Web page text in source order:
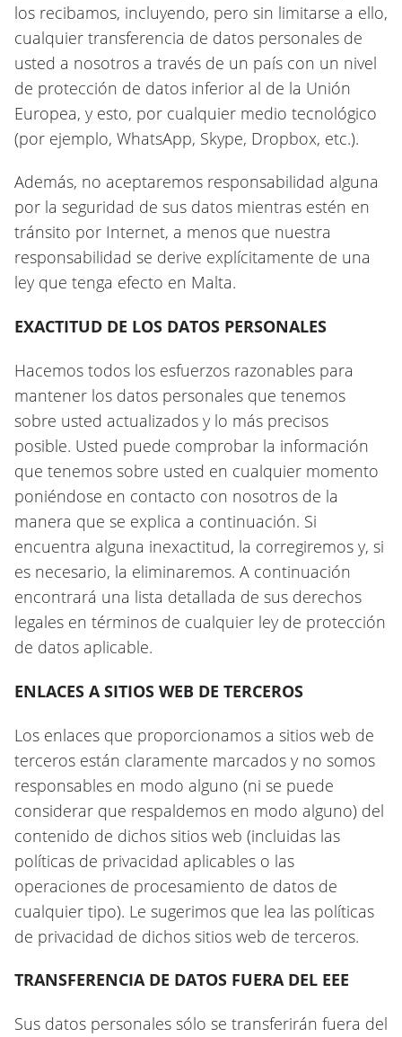
los recibamos, incluyendo, pero sin limitarse a ello,
cualquier transferencia de datos personales de
usted a nosotros a través de un país con un nivel
de protección de datos inferior al de la Unión
Europea, y esto, por cualquier medio tecnológico
(por ejemplo, WhatsApp, Skype, Dropbox, etc.).
Además, no aceptaremos responsabilidad alguna
por la seguridad de sus datos mientras estén en
tránsito por Internet, a menos que nuestra
responsabilidad se derive explícitamente de una
ley que tenga efecto en Malta.
EXACTITUD DE LOS DATOS PERSONALES
Hacemos todos los esfuerzos razonables para
mantener los datos personales que tenemos
sobre usted actualizados y lo más precisos
posible. Usted puede comprobar la información
que tenemos sobre usted en cualquier momento
poniéndose en contacto con nosotros de la
manera que se explica a continuación. Si
encuentra alguna inexactitud, la corregiremos y, si
es necesario, la eliminaremos. A continuación
encontrará una lista detallada de sus derechos
legales en términos de cualquier ley de protección
de datos aplicable.
ENLACES A SITIOS WEB DE TERCEROS
Los enlaces que proporcionamos a sitios web de
terceros están claramente marcados y no somos
responsables en modo alguno (ni se puede
considerar que respaldemos en modo alguno) del
contenido de dichos sitios web (incluidas las
políticas de privacidad aplicables o las
operaciones de procesamiento de datos de
cualquier tipo). Le sugerimos que lea las políticas
de privacidad de dichos sitios web de terceros.
TRANSFERENCIA DE DATOS FUERA DEL EEE
Sus datos personales sólo se transferirán fuera del